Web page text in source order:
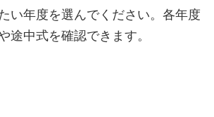
い年度を選んでください。各年度
途中式を確認できます。